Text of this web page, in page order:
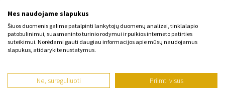
Lojalumo programa
Bendrosios sąlygos
Privatumo politika
Pristatymo būdas
Mes naudojame slapukus
Šiuos duomenis galime patalpinti lankytojų duomenų analizei, tinklalapio
patobulinimui, suasmeninto turinio rodymui ir puikios interneto patirties
suteikimui. Norėdami gauti daugiau informacijos apie mūsų naudojamus
slapukus, atidarykite nustatymus.
Ne, sureguliuoti Priimti visus